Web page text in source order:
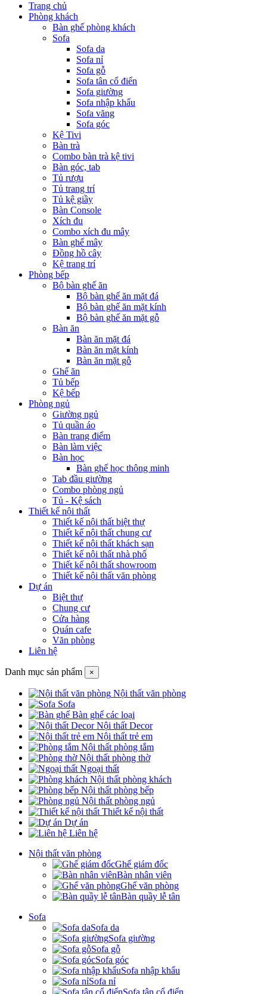
Trang chủ
Phòng khách
Bàn ghế phòng khách
Sofa
Sofa da
Sofa nỉ
Sofa gỗ
Sofa tân cổ điển
Sofa giường
Sofa nhập khẩu
Sofa văng
Sofa góc
Kệ Tivi
Bàn trà
Combo bàn trà kệ tivi
Bàn góc, tab
Tủ rượu
Tủ trang trí
Tủ kệ giầy
Bàn Console
Xích đu
Combo xích đu mây
Bàn ghế mây
Đồng hồ cây
Kệ trang trí
Phòng bếp
Bộ bàn ghế ăn
Bộ bàn ghế ăn mặt đá
Bộ bàn ghế ăn mặt kính
Bộ bàn ghế ăn mặt gỗ
Bàn ăn
Bàn ăn mặt đá
Bàn ăn mặt kính
Bàn ăn mặt gỗ
Ghế ăn
Tủ bếp
Kệ bếp
Phòng ngủ
Giường ngủ
Tủ quần áo
Bàn trang điểm
Bàn làm việc
Bàn học
Bàn ghế học thông minh
Tab đầu giường
Combo phòng ngủ
Tủ - Kệ sách
Thiết kế nội thất
Thiết kế nội thất biệt thự
Thiết kế nội thất chung cư
Thiết kế nội thất khách sạn
Thiết kế nội thất nhà phố
Thiết kế nội thất showroom
Thiết kế nội thất văn phòng
Dự án
Biệt thự
Chung cư
Cửa hàng
Quán cafe
Văn phòng
Liên hệ
Danh mục sản phẩm ×
Nội thất văn phòng
Sofa
Bàn ghế các loại
Nội thất Decor
Nội thất trẻ em
Nội thất phòng tắm
Nội thất phòng thờ
Ngoại thất
Nội thất phòng khách
Nội thất phòng bếp
Nội thất phòng ngủ
Thiết kế nội thất
Dự án
Liên hệ
Nội thất văn phòng
Ghế giám đốc
Bàn nhân viên
Ghế văn phòng
Bàn quầy lễ tân
Sofa
Sofa da
Sofa giường
Sofa gỗ
Sofa góc
Sofa nhập khẩu
Sofa nỉ